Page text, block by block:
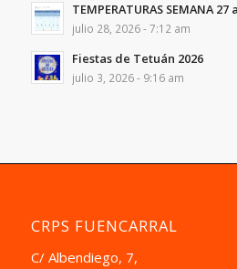
TEMPERATURAS SEMANA
julio 28, 2026 - 7:12 am
Fiestas de Tetuán 2026
julio 3, 2026 - 9:16 am
CRPS FUENCARRAL
C/ Albendiego, 7,